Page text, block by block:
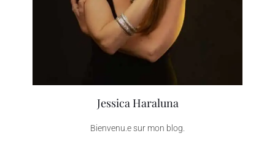
Jessica Haraluna
Bienvenu.e sur mon blog.